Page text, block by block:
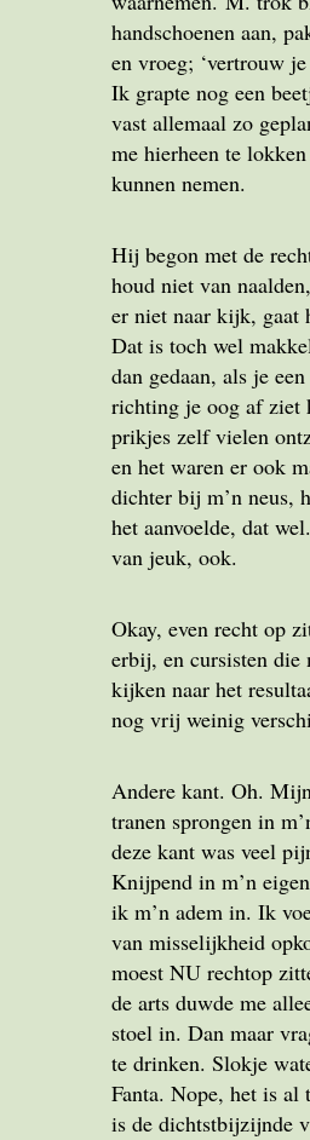
handschoenen aan,
en vroeg; ‘vertrouw je
Ik grapte nog een
vast allemaal zo
me hierheen te
kunnen nemen.
Hij begon met de
houd niet van
er niet naar kijk, gaat
Dat is toch wel
dan gedaan, als je
richting je oog af ziet
prikjes zelf vielen
en het waren er ook
dichter bij m’n neus,
het aanvoelde, dat
van jeuk, ook.
Okay, even recht op
erbij, en cursisten die
kijken naar het
nog vrij weinig
Andere kant. Oh.
tranen sprongen in
deze kant was veel
Knijpend in m’n
ik m’n adem in. Ik
van misselijkheid
moest NU rechtop
de arts duwde me
stoel in. Dan maar
te drinken. Slokje
Fanta. Nope, het is al
is de dichtstbijzijnde